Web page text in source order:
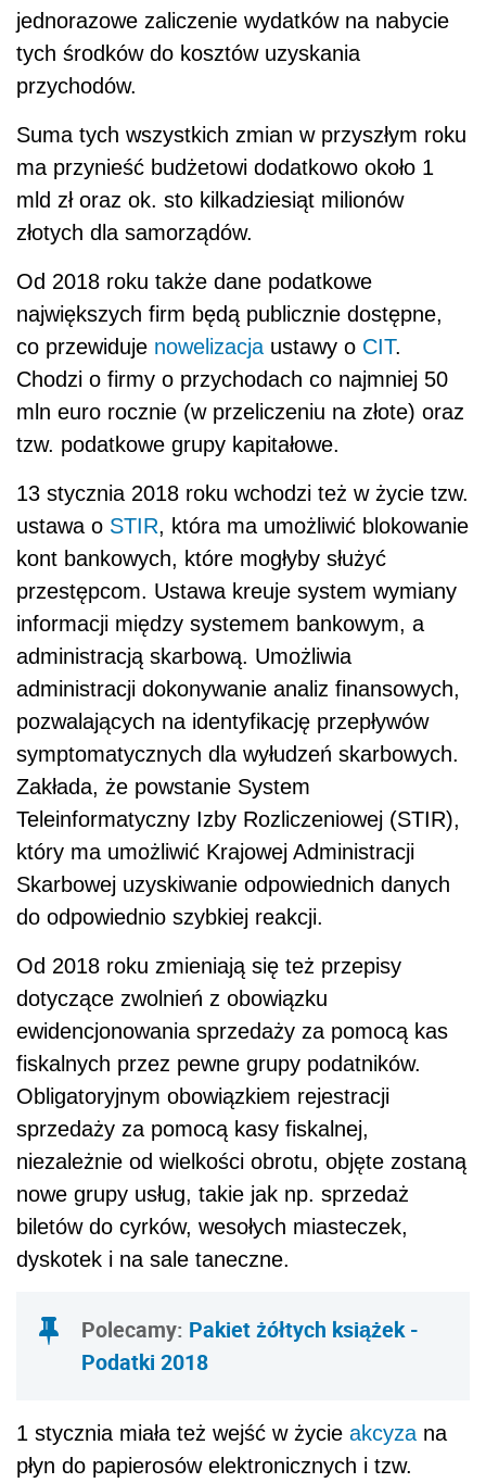
jednorazowe zaliczenie wydatków na nabycie
tych środków do kosztów uzyskania
przychodów.
Suma tych wszystkich zmian w przyszłym roku
ma przynieść budżetowi dodatkowo około 1
mld zł oraz ok. sto kilkadziesiąt milionów
złotych dla samorządów.
Od 2018 roku także dane podatkowe
największych firm będą publicznie dostępne,
co przewiduje nowelizacja ustawy o CIT.
Chodzi o firmy o przychodach co najmniej 50
mln euro rocznie (w przeliczeniu na złote) oraz
tzw. podatkowe grupy kapitałowe.
13 stycznia 2018 roku wchodzi też w życie tzw.
ustawa o STIR, która ma umożliwić blokowanie
kont bankowych, które mogłyby służyć
przestępcom. Ustawa kreuje system wymiany
informacji między systemem bankowym, a
administracją skarbową. Umożliwia
administracji dokonywanie analiz finansowych,
pozwalających na identyfikację przepływów
symptomatycznych dla wyłudzeń skarbowych.
Zakłada, że powstanie System
Teleinformatyczny Izby Rozliczeniowej (STIR),
który ma umożliwić Krajowej Administracji
Skarbowej uzyskiwanie odpowiednich danych
do odpowiednio szybkiej reakcji.
Od 2018 roku zmieniają się też przepisy
dotyczące zwolnień z obowiązku
ewidencjonowania sprzedaży za pomocą kas
fiskalnych przez pewne grupy podatników.
Obligatoryjnym obowiązkiem rejestracji
sprzedaży za pomocą kasy fiskalnej,
niezależnie od wielkości obrotu, objęte zostaną
nowe grupy usług, takie jak np. sprzedaż
biletów do cyrków, wesołych miasteczek,
dyskotek i na sale taneczne.
Polecamy: Pakiet żółtych książek -
Podatki 2018
1 stycznia miała też wejść w życie akcyza na
płyn do papierosów elektronicznych i tzw.